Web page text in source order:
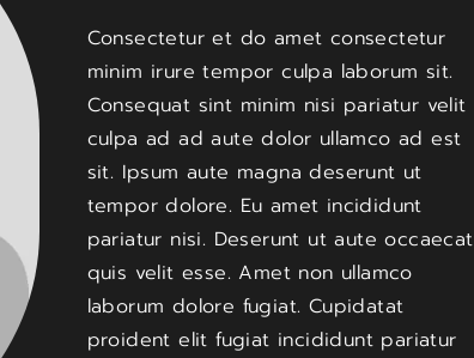
Consectetur et do amet consectetur
minim irure tempor culpa laborum sit.
Consequat sint minim nisi pariatur velit
culpa ad ad aute dolor ullamco ad est
sit. Ipsum aute magna deserunt ut
tempor dolore. Eu amet incididunt
pariatur nisi. Deserunt ut aute occaecat
quis velit esse. Amet non ullamco
laborum dolore fugiat. Cupidatat
proident elit fugiat incididunt pariatur